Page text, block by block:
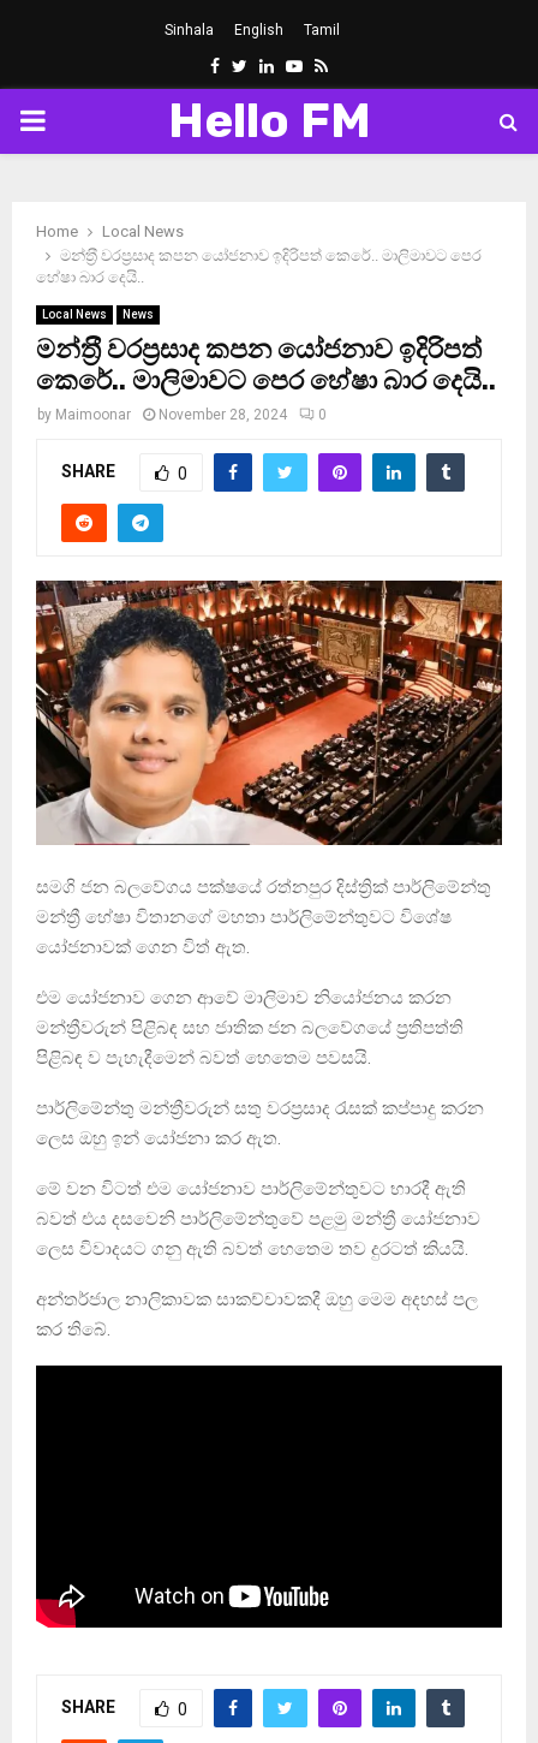
Sinhala English Tamil
Facebook
Twitter
LinkedinYoutube
Rss
PRIMARY
Hello FM
Home
Local News
මන්ත‍්‍රී වරප‍්‍රසාද කපන යෝජනාව ඉදිරිපත් කෙරේ.. මාලිමාවට පෙර
හේෂා බාර දෙයි..
Local News News
මන්ත‍්‍රී වරප‍්‍රසාද කපන යෝජනාව ඉදිරිපත්
කෙරේ.. මාලිමාවට පෙර හේෂා බාර දෙයි..
by Maimoonar November 28, 2024 0
SHARE 0
සමගි ජන බලවේගය පක්ෂයේ රත්නපුර දිස්ත්‍රික් පාර්ලිමේන්තු
මන්ත්‍රී හේෂා විතානගේ මහතා පාර්ලිමේන්තුවට විශේෂ
යෝජනාවක් ගෙන විත් ඇත.
එම යෝජනාව ගෙන ආවේ මාලිමාව නියෝජනය කරන
මන්ත්‍රීවරුන් පිළිබඳ සහ ජාතික ජන බලවේගයේ ප්‍රතිපත්ති
පිළිබඳ ව පැහැදීමෙන් බවත් හෙතෙම පවසයි.
පාර්ලිමේන්තු මන්ත්‍රීවරුන් සතු වරප්‍රසාද රැසක් කප්පාදු කරන
ලෙස ඔහු ඉන් යෝජනා කර ඇත.
මේ වන විටත් එම යෝජනාව පාර්ලිමේන්තුවට භාරදී ඇති
බවත් එය දසවෙනි පාර්ලිමේන්තුවේ පළමු මන්ත්‍රී යෝජනාව
ලෙස විවාදයට ගනු ඇති බවත් හෙතෙම තව දුරටත් කියයි.
අන්තර්ජාල නාලිකාවක සාකච්චාවකදී ඔහු මෙම අදහස් පල
කර තිබේ.
SHARE 0